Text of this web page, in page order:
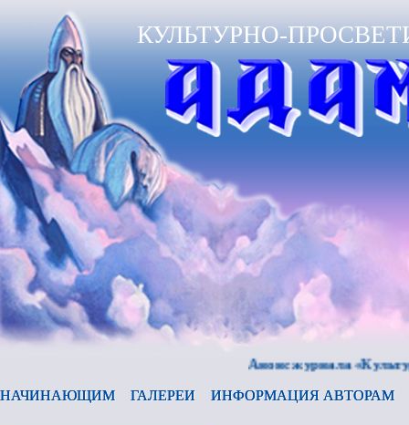
КУЛЬТУРНО-
Анонс журнала «Культура
НАЧИНАЮЩИМ ГАЛЕРЕИ ИНФОРМАЦИЯ АВТОРАМ